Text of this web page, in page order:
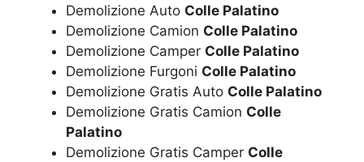
Demolizione Auto Colle Palatino
Demolizione Camion Colle Palatino
Demolizione Camper Colle Palatino
Demolizione Furgoni Colle Palatino
Demolizione Gratis Auto Colle Palatino
Demolizione Gratis Camion Colle
Palatino
Demolizione Gratis Camper Colle